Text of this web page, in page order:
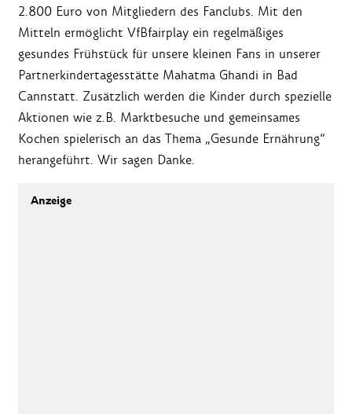
2.800 Euro von Mitgliedern des Fanclubs. Mit den
Mitteln ermöglicht VfBfairplay ein regelmäßiges
gesundes Frühstück für unsere kleinen Fans in unserer
Partnerkindertagesstätte Mahatma Ghandi in Bad
Cannstatt. Zusätzlich werden die Kinder durch spezielle
Aktionen wie z.B. Marktbesuche und gemeinsames
Kochen spielerisch an das Thema „Gesunde Ernährung“
herangeführt. Wir sagen Danke.